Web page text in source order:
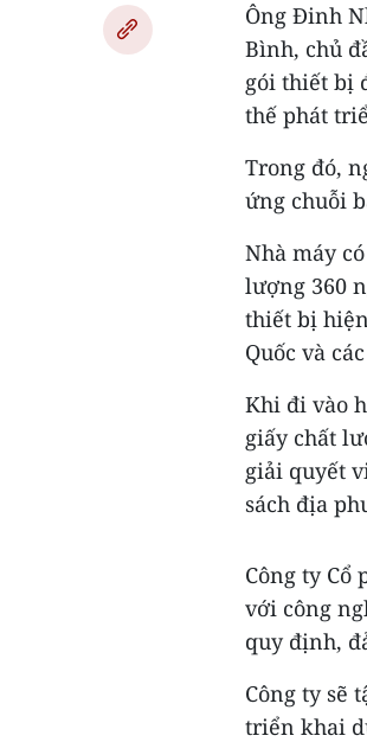
Ông Đinh
Bình, chủ
gói thiết bị
thế phát
Trong đó,
ứng chuỗi
Nhà máy
lượng 360
thiết bị
Quốc và
Khi đi vào
giấy chất
giải quyết
sách địa
Công ty
với công
quy định,
Công ty sẽ
triển khai